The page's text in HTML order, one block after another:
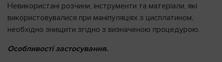
Невикористані розчини, інструменти та матеріали, які
використовувалися при маніпуляціях з цисплатином,
необхідно знищити згідно з визначеною процедурою.
Особливості застосування.